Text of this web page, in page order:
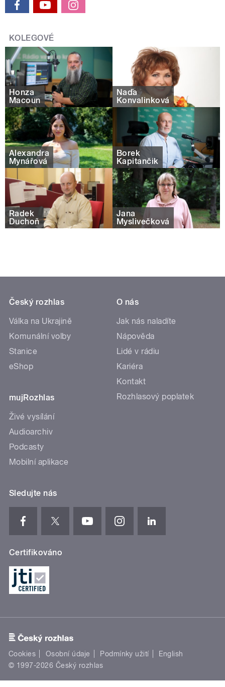
KOLEGOVÉ
Honza
Macoun
Naďa
Konvalinková
Alexandra
Mynářová
Borek
Kapitančik
Radek
Duchoň
Jana
Myslivečková
Český rozhlas
Válka na Ukrajině
Komunální volby
Stanice
eShop
mujRozhlas
Živé vysílání
Audioarchiv
Podcasty
Mobilní aplikace
O nás
Jak nás naladíte
Nápověda
Lidé v rádiu
Kariéra
Kontakt
Rozhlasový poplatek
Sledujte nás
Certifikováno
Cookies Osobní údaje Podmínky užití
English
© 1997-2026 Český rozhlas